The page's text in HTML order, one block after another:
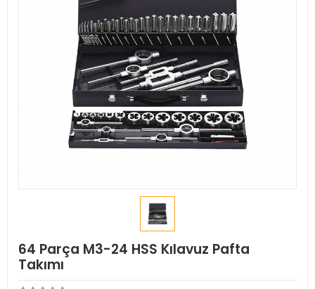
64 Parça M3-24 HSS Kılavuz Pafta
Takımı